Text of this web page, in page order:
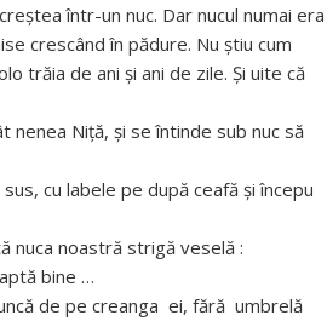
într-un nuc. Dar nucul numai era
crescând în pădure. Nu ştiu cum
trăia de ani şi ani de zile. Şi uite că
nenea Niţă, şi se întinde sub nuc să
cu labele pe după ceafă şi începu
nuca noastră strigă veselă :
bine …
de pe creanga ei, fără umbrelă